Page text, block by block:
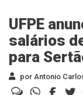
UFPE
salários
para
por Antonio